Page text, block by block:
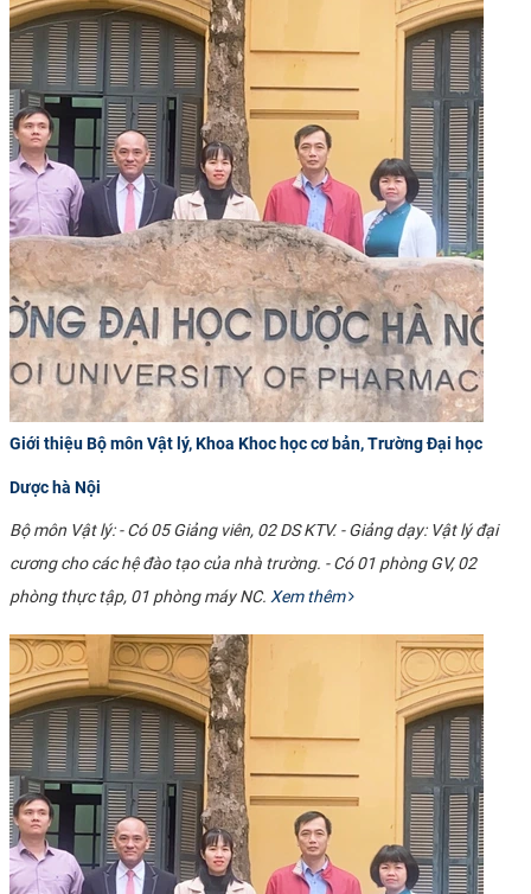
Giới thiệu Bộ môn Vật lý, Khoa Khoc học cơ bản, Trường Đại học
Dược hà Nội
Bộ môn Vật lý: - Có 05 Giảng viên, 02 DS KTV. - Giảng dạy: Vật lý đại
cương cho các hệ đào tạo của nhà trường. - Có 01 phòng GV, 02
phòng thực tập, 01 phòng máy NC. Xem thêm